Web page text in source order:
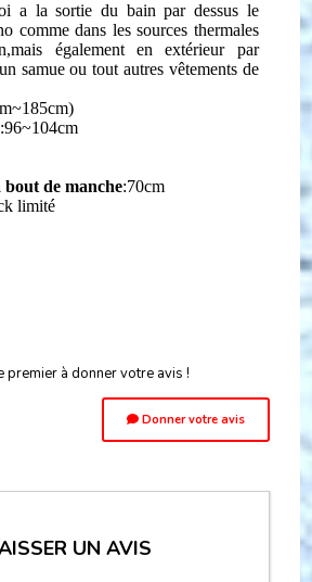
a la sortie du bain par dessus le
comme dans les sources thermales
également en extérieur par
samue ou tout autres vêtements de
:96~104cm
de manche:70cm
limité
premier à donner votre avis !
Donner votre avis
UN AVIS